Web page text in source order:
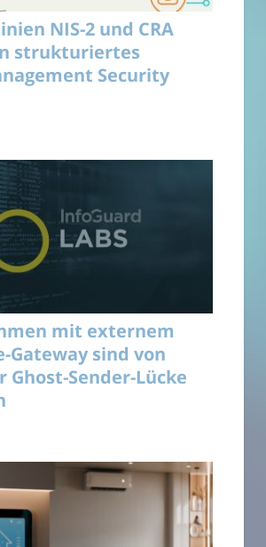
NIS-2 und CRA
strukturiertes
Security
mit externem
Gateway sind von
Ghost-Sender-Lücke